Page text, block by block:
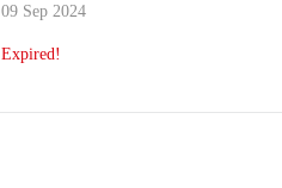
09 Sep 2024
Expired!